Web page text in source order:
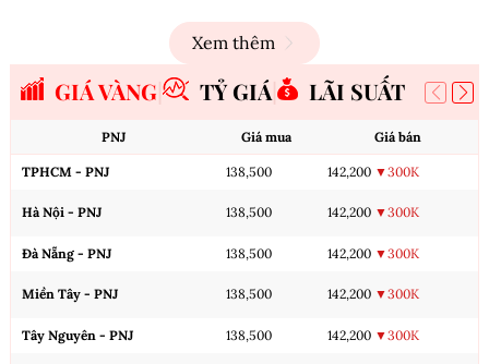
Xem thêm
GIÁ VÀNG TỶ GIÁ LÃI SUẤT
PNJ Giá mua Giá bán
TPHCM - PNJ 138,500 142,200 ▼300K
Hà Nội - PNJ 138,500 142,200 ▼300K
Đà Nẵng - PNJ 138,500 142,200 ▼300K
Miền Tây - PNJ 138,500 142,200 ▼300K
Tây Nguyên - PNJ 138,500 142,200 ▼300K